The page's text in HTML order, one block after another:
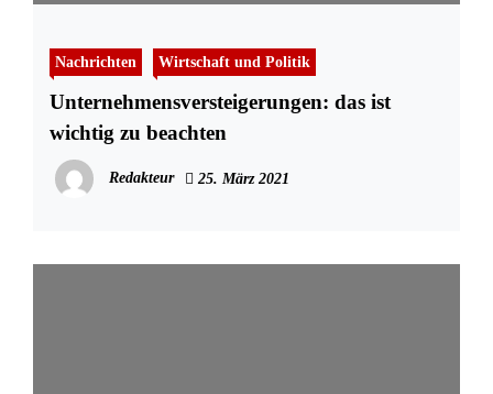
Nachrichten Wirtschaft und Politik
Unternehmensversteigerungen: das ist
wichtig zu beachten
Redakteur 25. März 2021